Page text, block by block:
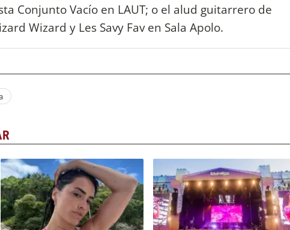
Conjunto Vacío en LAUT; o el alud guitarrero de
Wizard y Les Savy Fav en Sala Apolo.